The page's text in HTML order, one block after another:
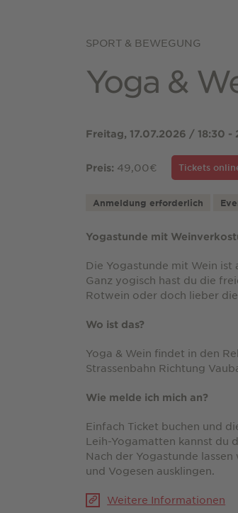
SPORT & BEWEGUNG
Yoga &
Freitag, 17.07.2026 / 18:30 -
Preis: 49,00€ Tickets
Anmeldung erforderlich
Yogastunde mit
Die Yogastunde mit Wein ist
Ganz yogisch hast du die
Rotwein oder doch lieber
Wo ist das?
Yoga & Wein findet in den
Strassenbahn Richtung
Wie melde ich mich an?
Einfach Ticket buchen und
Leih-Yogamatten kannst du
Nach der Yogastunde
und Vogesen ausklingen.
Weitere Informationen